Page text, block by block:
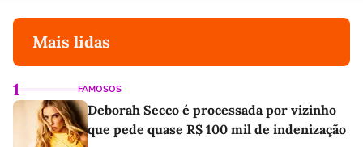
Mais lidas
1 FAMOSOS
Deborah Secco é processada por vizinho
que pede quase R$ 100 mil de indenização